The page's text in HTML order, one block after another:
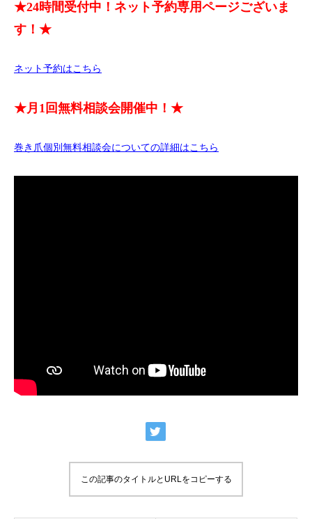
★24時間受付中！ネット予約専用ページございま
す！★
ネット予約はこちら
★月1回無料相談会開催中！★
巻き爪個別無料相談会についての詳細はこちら
この記事のタイトルとURLをコピーする